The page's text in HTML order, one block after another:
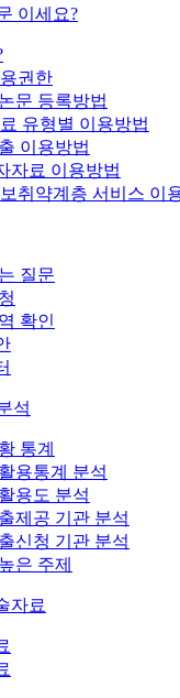
이세요?
권한
문 등록방법
유형별 이용방법
이용방법
자료 이용방법
취약계층 서비스 이
질문
확인
석
통계
용통계 분석
용도 분석
제공 기관 분석
신청 기관 분석
은 주제
자료